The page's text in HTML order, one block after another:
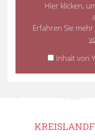
Hier klicken,
Erfahren Sie
Inhalt von